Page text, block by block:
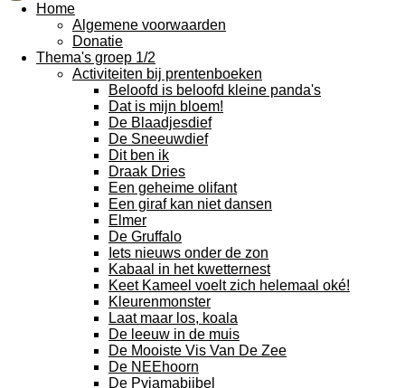
Home
Algemene voorwaarden
Donatie
Thema's groep 1/2
Activiteiten bij prentenboeken
Beloofd is beloofd kleine panda's
Dat is mijn bloem!
De Blaadjesdief
De Sneeuwdief
Dit ben ik
Draak Dries
Een geheime olifant
Een giraf kan niet dansen
Elmer
De Gruffalo
Iets nieuws onder de zon
Kabaal in het kwetternest
Keet Kameel voelt zich helemaal oké!
Kleurenmonster
Laat maar los, koala
De leeuw in de muis
De Mooiste Vis Van De Zee
De NEEhoorn
De Pyjamabijbel